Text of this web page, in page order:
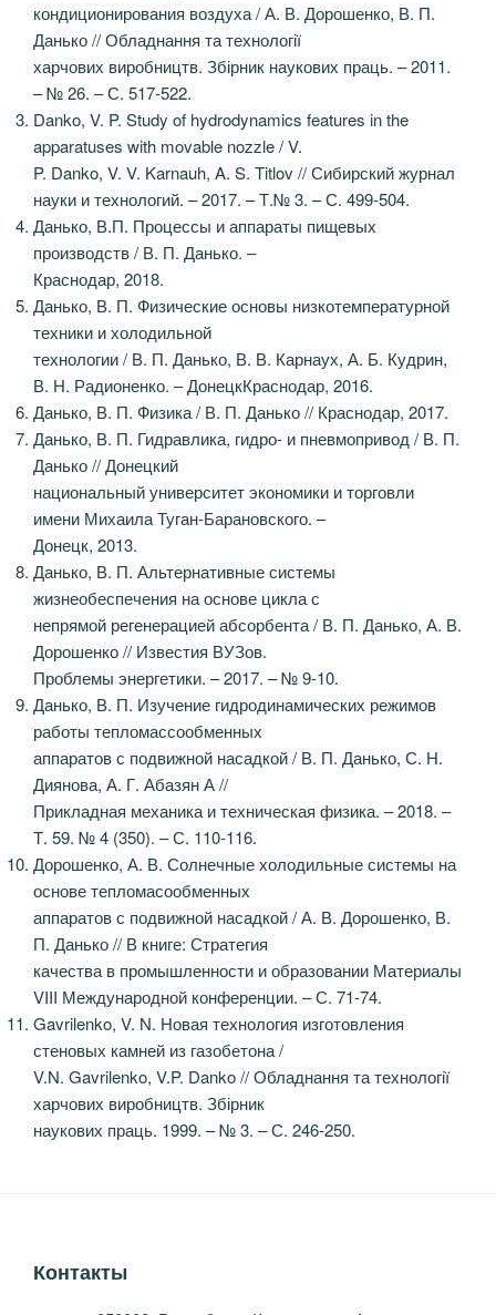
кондиционирования воздуха / А. В. Дорошенко, В. П.
Данько // Обладнання та технології
харчових виробництв. Збірник наукових праць. – 2011.
– № 26. – С. 517-522.
Danko, V. P. Study of hydrodynamics features in the
apparatuses with movable nozzle / V.
P. Danko, V. V. Karnauh, A. S. Titlov // Сибирский журнал
науки и технологий. – 2017. – Т.№ 3. – С. 499-504.
Данько, В.П. Процессы и аппараты пищевых
производств / В. П. Данько. –
Краснодар, 2018.
Данько, В. П. Физические основы низкотемпературной
техники и холодильной
технологии / В. П. Данько, В. В. Карнаух, А. Б. Кудрин,
В. Н. Радионенко. – ДонецкКраснодар, 2016.
Данько, В. П. Физика / В. П. Данько // Краснодар, 2017.
Данько, В. П. Гидравлика, гидро- и пневмопривод / В. П.
Данько // Донецкий
национальный университет экономики и торговли
имени Михаила Туган-Барановского. –
Донецк, 2013.
Данько, В. П. Альтернативные системы
жизнеобеспечения на основе цикла с
непрямой регенерацией абсорбента / В. П. Данько, А. В.
Дорошенко // Известия ВУЗов.
Проблемы энергетики. – 2017. – № 9-10.
Данько, В. П. Изучение гидродинамических режимов
работы тепломассообменных
аппаратов с подвижной насадкой / В. П. Данько, С. Н.
Диянова, А. Г. Абазян А //
Прикладная механика и техническая физика. – 2018. –
Т. 59. № 4 (350). – С. 110-116.
Дорошенко, А. В. Солнечные холодильные системы на
основе тепломасообменных
аппаратов с подвижной насадкой / А. В. Дорошенко, В.
П. Данько // В книге: Стратегия
качества в промышленности и образовании Материалы
VIII Международной конференции. – С. 71-74.
Gavrilenko, V. N. Новая технология изготовления
стеновых камней из газобетона /
V.N. Gavrilenko, V.P. Danko // Обладнання та технології
харчових виробництв. Збірник
наукових праць. 1999. – № 3. – С. 246-250.
Контакты